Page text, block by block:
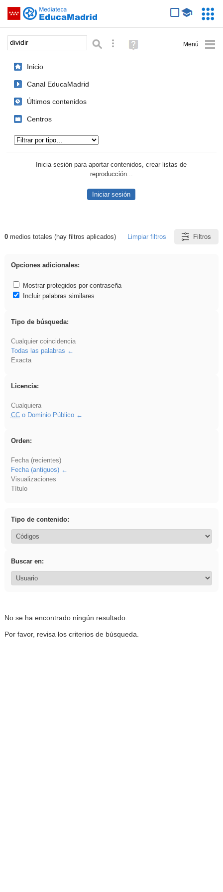
Saltar navegación
Palabra o frase: Búsqueda avanzada
Ayuda
(en
Inicio
Canal EducaMadrid
Últimos contenidos
Centros
Inicia sesión para aportar contenidos, crear listas de
reproducción...
Iniciar sesión
Resultados de: dividir
0medios totales (hay filtros aplicados) Limpiar filtros Filtros
Opciones adicionales:
Mostrar protegidos por contraseña
Incluir palabras similares
Tipo de búsqueda:
Cualquier coincidencia
Todas las palabras
Exacta
Licencia:
Cualquiera
CCo Dominio Público
Orden:
Fecha (recientes)
Fecha (antiguos)
Visualizaciones
Título
Tipo de contenido:
Buscar en:
No se ha encontrado ningún resultado.
Por favor, revisa los criterios de búsqueda.